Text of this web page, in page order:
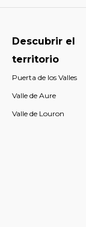
Descubrir el
territorio
Puerta de los Valles
Valle de Aure
Valle de Louron